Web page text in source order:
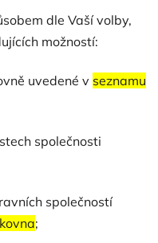
dle Vaší volby,
možností:
uvedené v seznamu
společnosti
společností
;